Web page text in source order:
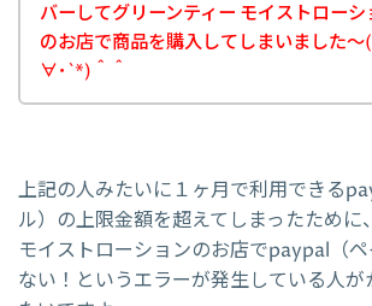
バーしてグリーンティー モイストローシ
のお店で商品を購入してしまいました～
∀･`*)＾＾
上記の人みたいに１ヶ月で利用できる
ル）の上限金額を超えてしまったために
モイストローションのお店でpaypal（
ない！というエラーが発生している人